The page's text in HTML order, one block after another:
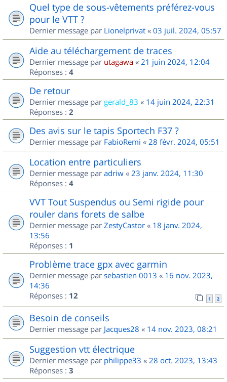
Quel type de sous-vêtements préférez-vous
pour le VTT ?
Dernier message par Lionelprivat « 03 juil. 2024, 05:57
Aide au téléchargement de traces
Dernier message par utagawa « 21 juin 2024, 12:04
Réponses : 4
De retour
Dernier message par gerald_83 « 14 juin 2024, 22:31
Réponses : 2
Des avis sur le tapis Sportech F37 ?
Dernier message par FabioRemi « 28 févr. 2024, 05:51
Location entre particuliers
Dernier message par adriw « 23 janv. 2024, 11:30
Réponses : 4
VVT Tout Suspendus ou Semi rigide pour
rouler dans forets de salbe
Dernier message par ZestyCastor « 18 janv. 2024,
13:56
Réponses : 1
Problème trace gpx avec garmin
Dernier message par sebastien 0013 « 16 nov. 2023,
14:36
Réponses : 12 1 2
Besoin de conseils
Dernier message par Jacques28 « 14 nov. 2023, 08:21
Suggestion vtt électrique
Dernier message par philippe33 « 28 oct. 2023, 13:43
Réponses : 3